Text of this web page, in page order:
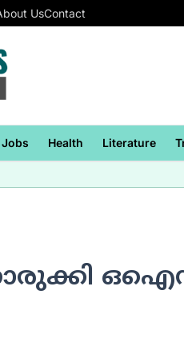
UsContact
Jobs Health Literature